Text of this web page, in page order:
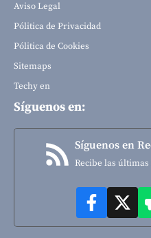
Aviso Legal
Pólitica de Privacidad
Pólitica de Cookies
Sitemaps
Techy en
Síguenos en:
Síguenos en
Recibe las